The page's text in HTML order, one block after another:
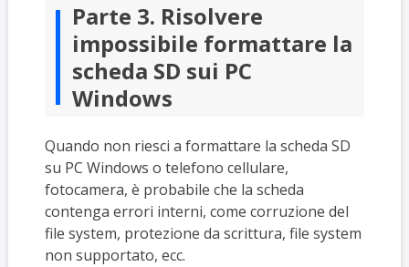
Parte 3. Risolvere
impossibile formattare la
scheda SD sui PC
Windows
Quando non riesci a formattare la scheda SD
su PC Windows o telefono cellulare,
fotocamera, è probabile che la scheda
contenga errori interni, come corruzione del
file system, protezione da scrittura, file system
non supportato, ecc.